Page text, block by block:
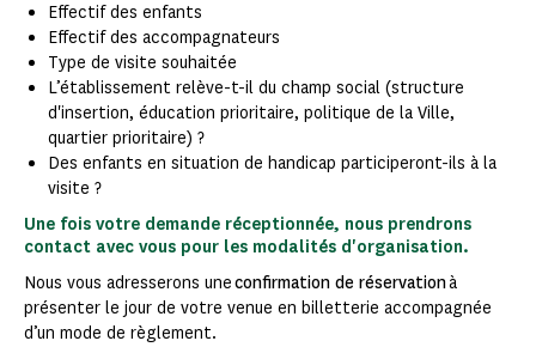
Effectif des enfants
Effectif des accompagnateurs
Type de visite souhaitée
L’établissement relève-t-il du champ social (structure
d'insertion, éducation prioritaire, politique de la Ville,
quartier prioritaire) ?
Des enfants en situation de handicap participeront-ils à la
visite ?
Une fois votre demande réceptionnée, nous prendrons
contact avec vous pour les modalités d'organisation.
Nous vous adresserons uneconfirmation de réservationà
présenter le jour de votre venue en billetterie accompagnée
d’un mode de règlement.